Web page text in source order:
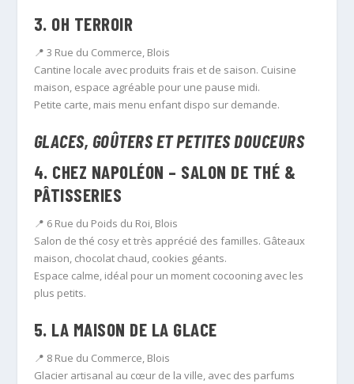
3. OH TERROIR
📍 3 Rue du Commerce, Blois
Cantine locale avec produits frais et de saison. Cuisine
maison, espace agréable pour une pause midi.
Petite carte, mais menu enfant dispo sur demande.
GLACES, GOÛTERS ET PETITES DOUCEURS
4. CHEZ NAPOLÉON – SALON DE THÉ &
PÂTISSERIES
📍 6 Rue du Poids du Roi, Blois
Salon de thé cosy et très apprécié des familles. Gâteaux
maison, chocolat chaud, cookies géants.
Espace calme, idéal pour un moment cocooning avec les
plus petits.
5. LA MAISON DE LA GLACE
📍 8 Rue du Commerce, Blois
Glacier artisanal au cœur de la ville, avec des parfums